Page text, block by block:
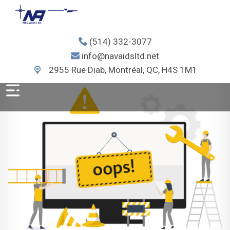
(514) 332-3077
info@navaidsltd.net
2955 Rue Diab, Montréal, QC, H4S 1M1